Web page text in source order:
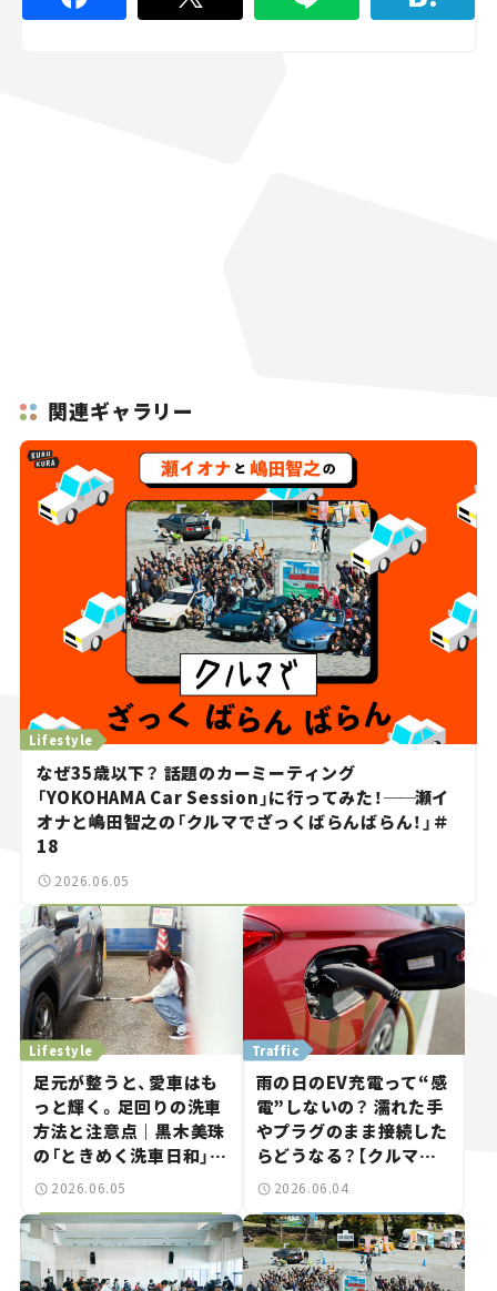
関連ギャラリー
Lifestyle
なぜ35歳以下？ 話題のカーミーティング
「YOKOHAMA Car Session」に行ってみた！──瀬イ
オナと嶋田智之の「クルマでざっくばらんばらん！」＃
18
2026.06.05
Lifestyle
足元が整うと、愛車はも
っと輝く。足回りの洗車
方法と注意点｜黒木美珠
の「ときめく洗車日和」
vol.03
2026.06.05
Traffic
雨の日のEV充電って“感
電”しないの？ 濡れた手
やプラグのまま接続した
らどうなる？【クルマの
知識】
2026.06.04